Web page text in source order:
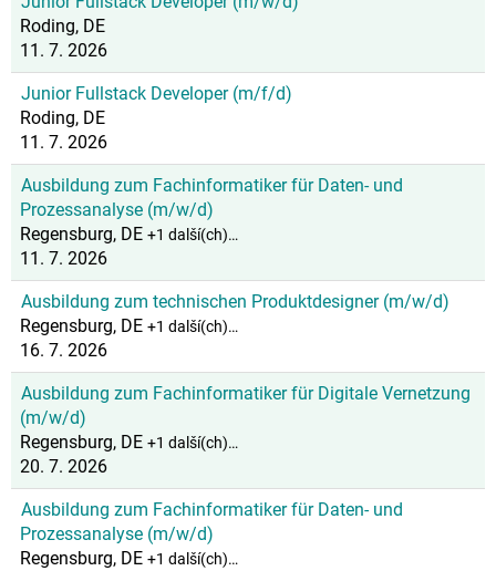
Roding, DE
11. 7. 2026
Junior Fullstack Developer (m/f/d)
Roding, DE
11. 7. 2026
Ausbildung zum Fachinformatiker für Daten- und
Prozessanalyse (m/w/d)
Regensburg, DE +1 další(ch)…
11. 7. 2026
Ausbildung zum technischen Produktdesigner (m/w/d)
Regensburg, DE +1 další(ch)…
16. 7. 2026
Ausbildung zum Fachinformatiker für Digitale Vernetzung
(m/w/d)
Regensburg, DE +1 další(ch)…
20. 7. 2026
Ausbildung zum Fachinformatiker für Daten- und
Prozessanalyse (m/w/d)
Regensburg, DE +1 další(ch)…